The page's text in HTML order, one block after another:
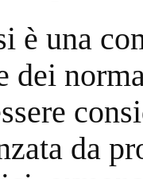
è una
dei
da